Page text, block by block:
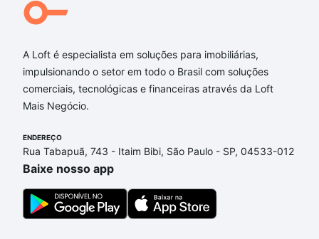
das Taquaras, Balneário Camboriú, SC?
Apartamentos à venda em Praia das Taquaras,
Balneário Camboriú, SC que custam a partir de R$ 0
e com nossas opções de financiamento imobiliário
as parcelas podem se adequar ao seu orçamento.
no processo de compra, veja em nosso portal
quanto custa comprar um apartamento e conte com
a gente para comprar o imóvel dos seus sonhos
com segurança e conforto. Loft, com você até as
chaves.
A Loft é especialista em soluções para imobiliárias,
impulsionando o setor em todo o Brasil com soluções
comerciais, tecnológicas e financeiras através da Loft
Mais Negócio.
ENDEREÇO
Rua Tabapuã, 743 - Itaim Bibi, São Paulo - SP, 04533-012
Baixe nosso app